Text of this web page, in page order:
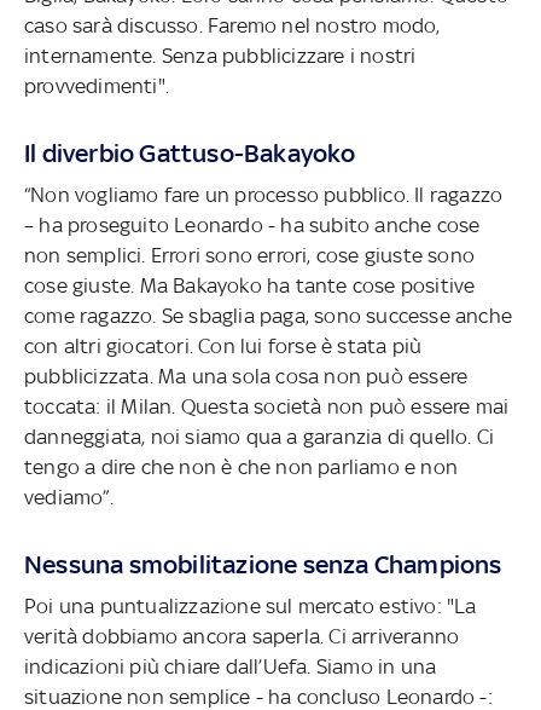
caso sarà discusso. Faremo nel nostro modo,
internamente. Senza pubblicizzare i nostri
provvedimenti".
Il diverbio Gattuso-Bakayoko
“Non vogliamo fare un processo pubblico. Il ragazzo
– ha proseguito Leonardo - ha subito anche cose
non semplici. Errori sono errori, cose giuste sono
cose giuste. Ma Bakayoko ha tante cose positive
come ragazzo. Se sbaglia paga, sono successe anche
con altri giocatori. Con lui forse è stata più
pubblicizzata. Ma una sola cosa non può essere
toccata: il Milan. Questa società non può essere mai
danneggiata, noi siamo qua a garanzia di quello. Ci
tengo a dire che non è che non parliamo e non
vediamo”.
Nessuna smobilitazione senza Champions
Poi una puntualizzazione sul mercato estivo: "La
verità dobbiamo ancora saperla. Ci arriveranno
indicazioni più chiare dall’Uefa. Siamo in una
situazione non semplice - ha concluso Leonardo -: